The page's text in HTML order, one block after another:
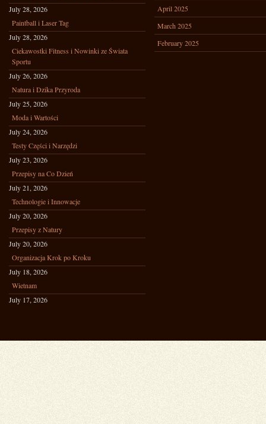
July 28, 2026
Paintball i Laser Tag
July 28, 2026
Ciekawostki Fitness i Nowinki ze Świata
Sportu
July 26, 2026
Natura i Dzika Przyroda
July 25, 2026
Moda i Wartości
July 24, 2026
Testy Części i Narzędzi
July 23, 2026
Przepisy na Co Dzień
July 21, 2026
Technologie i Innowacje
July 20, 2026
Przepisy z Natury
July 20, 2026
Organizacja Krok po Kroku
July 18, 2026
Wietnam
July 17, 2026
April 2025
March 2025
February 2025